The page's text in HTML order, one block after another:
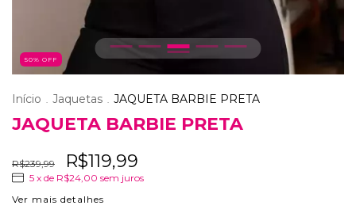
50% OFF
Início . Jaquetas . JAQUETA BARBIE PRETA
JAQUETA BARBIE PRETA
R$239,99 R$119,99
5 x de R$24,00 sem juros
Ver mais detalhes